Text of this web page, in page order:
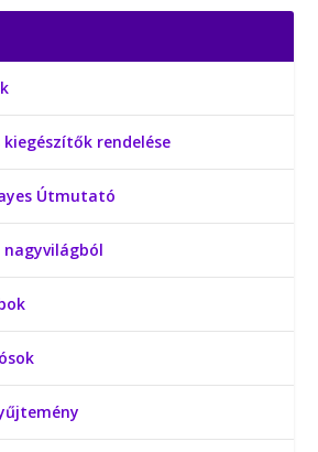
rendelése
Útmutató
nagyvilágból